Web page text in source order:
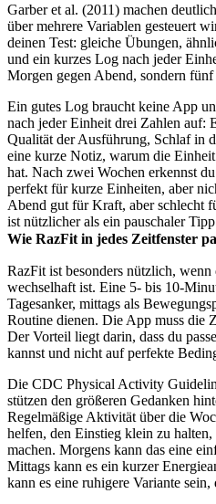
Garber et al. (2011) machen
über mehrere Variablen gesteuert
deinen Test: gleiche Übungen,
und ein kurzes Log nach jeder
Morgen gegen Abend, sondern
Ein gutes Log braucht keine App
nach jeder Einheit drei Zahlen auf:
Qualität der Ausführung, Schlaf in
eine kurze Notiz, warum die
hat. Nach zwei Wochen erkennst
perfekt für kurze Einheiten, aber
Abend gut für Kraft, aber schlecht
ist nützlicher als ein pauschaler
Wie RazFit in jedes Zeitfenster
RazFit ist besonders nützlich,
wechselhaft ist. Eine 5- bis 10-
Tagesanker, mittags als
Routine dienen. Die App muss die
Der Vorteil liegt darin, dass du
kannst und nicht auf perfekte
Die CDC Physical Activity
stützen den größeren Gedanken
Regelmäßige Aktivität über die
helfen, den Einstieg klein zu
machen. Morgens kann das eine
Mittags kann es ein kurzer
kann es eine ruhigere Variante